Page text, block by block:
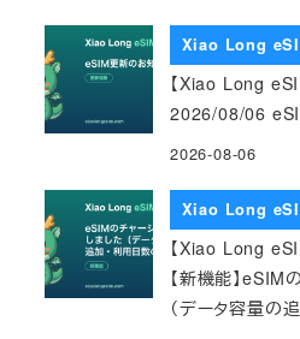
Xiao Long
【Xiao Long
2026/08/06
2026-08-06
Xiao Long
【Xiao Long
【新機能】eSIM
（データ容量の